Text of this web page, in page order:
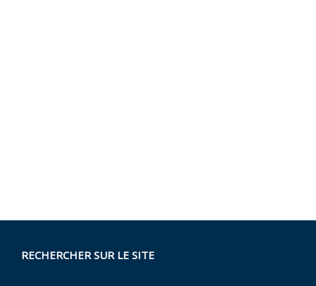
RECHERCHER SUR LE SITE